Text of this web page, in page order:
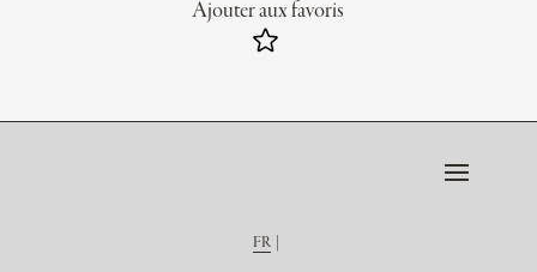
Ajouter aux favoris
FR